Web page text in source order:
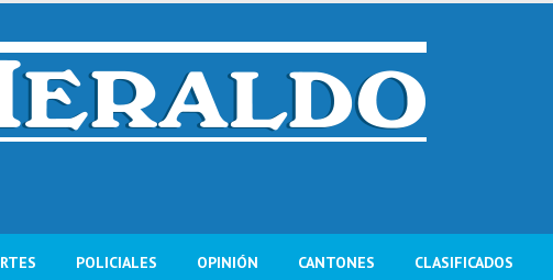
POLICIALES OPINIÓN CANTONES CLASIFICADOS